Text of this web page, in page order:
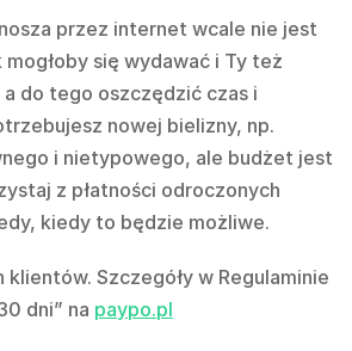
przez internet wcale nie jest
się wydawać i Ty też
do tego oszczędzić czas i
nowej bielizny, np.
i nietypowego, ale budżet jest
z płatności odroczonych
kiedy to będzie możliwe.
klientów. Szczegóły w Regulaminie
dni” na paypo.pl